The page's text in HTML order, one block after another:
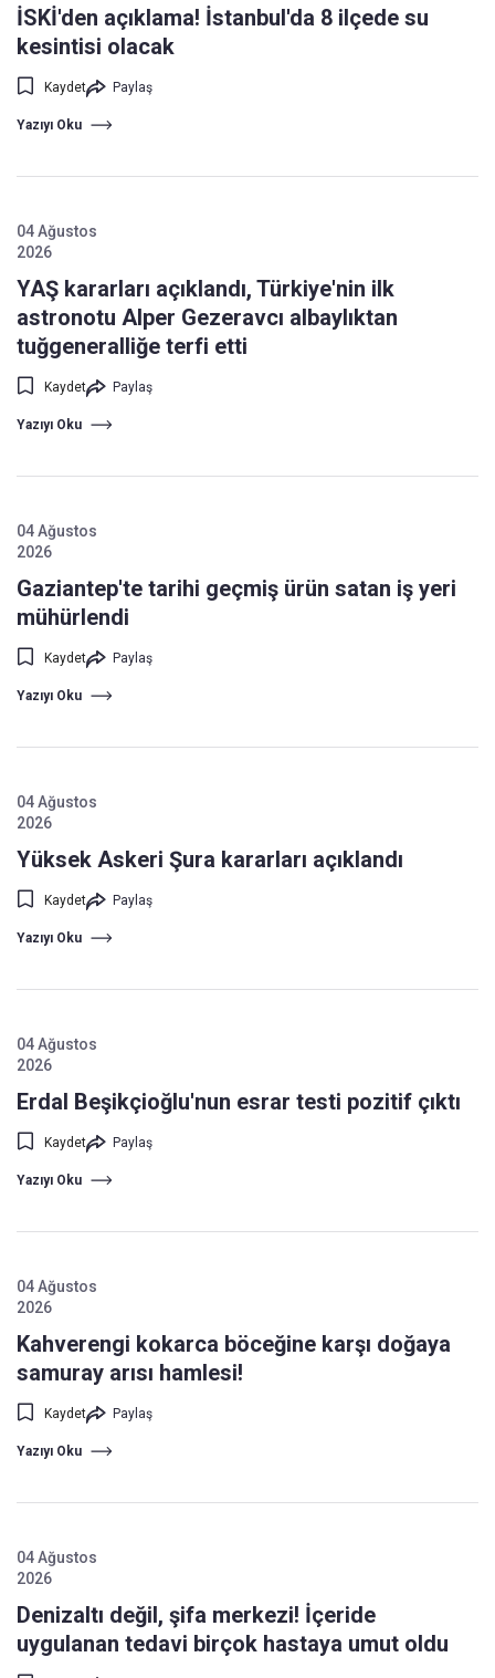
İSKİ'den açıklama! İstanbul'da 8 ilçede su
kesintisi olacak
Kaydet Paylaş
Yazıyı Oku
04 Ağustos
2026
YAŞ kararları açıklandı, Türkiye'nin ilk
astronotu Alper Gezeravcı albaylıktan
tuğgeneralliğe terfi etti
Kaydet Paylaş
Yazıyı Oku
04 Ağustos
2026
Gaziantep'te tarihi geçmiş ürün satan iş yeri
mühürlendi
Kaydet Paylaş
Yazıyı Oku
04 Ağustos
2026
Yüksek Askeri Şura kararları açıklandı
Kaydet Paylaş
Yazıyı Oku
04 Ağustos
2026
Erdal Beşikçioğlu'nun esrar testi pozitif çıktı
Kaydet Paylaş
Yazıyı Oku
04 Ağustos
2026
Kahverengi kokarca böceğine karşı doğaya
samuray arısı hamlesi!
Kaydet Paylaş
Yazıyı Oku
04 Ağustos
2026
Denizaltı değil, şifa merkezi! İçeride
uygulanan tedavi birçok hastaya umut oldu